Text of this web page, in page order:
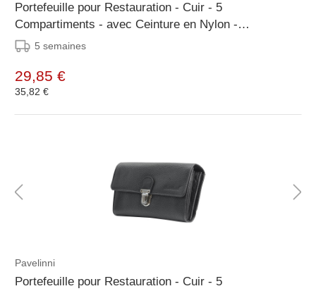
Portefeuille pour Restauration - Cuir - 5
Compartiments - avec Ceinture en Nylon -
190x120x30mm
5 semaines
29,85 €
35,82 €
Pavelinni
Portefeuille pour Restauration - Cuir - 5